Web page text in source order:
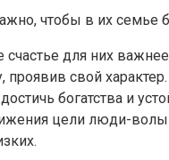
чтобы в их семье
для них
проявив свой характер.
богатства и
цели люди-волы